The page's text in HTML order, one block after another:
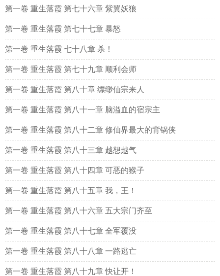
第一卷 重生落霞 第七十六章 紫翼妖狼
第一卷 重生落霞 第七十七章 暴怒
第一卷 重生落霞 七十八章 杀！
第一卷 重生落霞 第七十九章 顺利会师
第一卷 重生落霞 第八十章 缥缈仙宗来人
第一卷 重生落霞 第八十一章 脑溢血的宿宗主
第一卷 重生落霞 第八十二章 修仙界最大的背锅侠
第一卷 重生落霞 第八十三章 越想越气
第一卷 重生落霞 第八十四章 可恶的猴子
第一卷 重生落霞 第八十五章 我，王！
第一卷 重生落霞 第八十六章 五大宗门齐至
第一卷 重生落霞 第八十七章 全军覆没
第一卷 重生落霞 第八十八章 一路逃亡
第一卷 重生落霞 第八十九章 快让开！